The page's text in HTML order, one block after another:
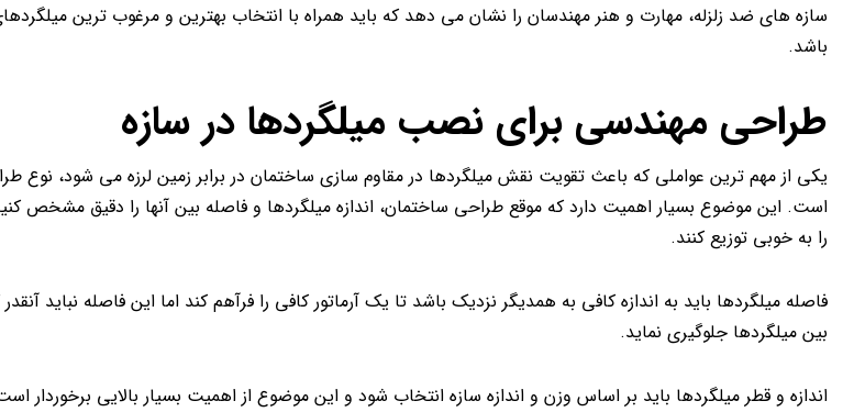
سازه های ضد زلزله، مهارت و هنر مهندسان را نشان می دهد که باید همراه با انتخاب بهترین و مرغوب ترین
باشد.
طراحی مهندسی برای نصب میلگردها در سازه
یکی از مهم ترین عواملی که باعث تقویت نقش میلگردها در مقاوم سازی ساختمان در برابر زمین لرزه می شود، نوع
است. این موضوع بسیار اهمیت دارد که موقع طراحی ساختمان، اندازه میلگردها و فاصله بین آنها را دقیق مشخص
را به خوبی توزیع کنند.
فاصله میلگردها باید به اندازه کافی به همدیگر نزدیک باشد تا یک آرماتور کافی را فرآهم کند اما این فاصله نباید
بین میلگردها جلوگیری نماید.
اندازه و قطر میلگردها باید بر اساس وزن و اندازه سازه انتخاب شود و این موضوع از اهمیت بسیار بالایی برخوردار